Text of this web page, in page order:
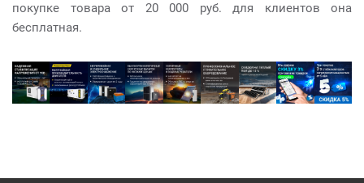
покупке товара от 20 000 руб. для клиентов она
бесплатная.